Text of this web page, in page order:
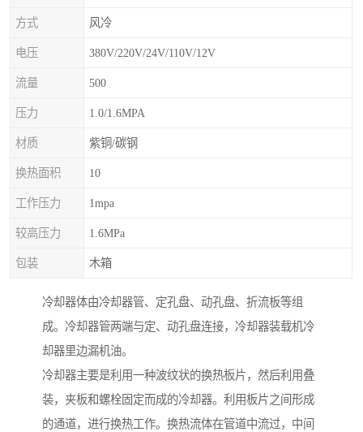
方式 风冷
电压 380V/220V/24V/110V/12V
流量 500
压力 1.0/1.6MPA
材质 紫铜/碳钢
换热面积 10
工作压力 1mpa
较高压力 1.6MPa
包装 木箱
冷却器体由冷却器管、定孔盘、动孔盘、折流板等组
成。冷却器管两端与定、动孔盘连接，冷却器装载机冷
却器里边漏机油。
冷却器主要是利用一种波纹状的换热板片，然后利用叠
装，夹板和螺栓固定而成的冷却器。利用板片之间形成
的通道，进行换热工作。换热流体在管道中流过，中间